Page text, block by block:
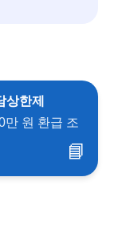
상한제
만 원 환급 조
📘